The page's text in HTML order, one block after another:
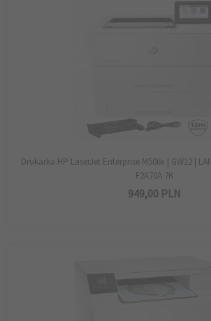
Drukarka HP LaserJet Enterprise M506x | GW12 |
F2A70A 7K
949,00 PLN